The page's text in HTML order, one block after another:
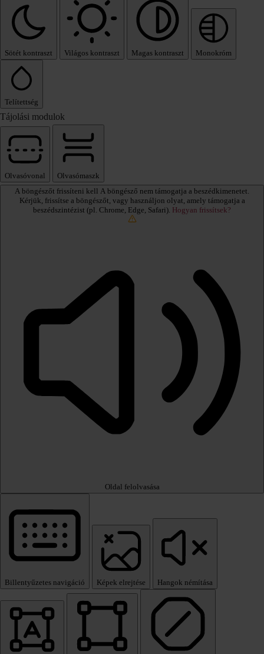
Sötét kontraszt Világos kontraszt Magas kontraszt Monokróm
Telítettség
Tájolási modulok
Olvasóvonal
Olvasómaszk
A böngészőt frissíteni kell A böngésző nem támogatja a beszédkimenetet.
Kérjük, frissítse a böngészőt, vagy használjon olyat, amely támogatja a
beszédszintézist (pl. Chrome, Edge, Safari). Hogyan frissítsek?
Oldal felolvasása
Billentyűzetes navigáció Képek elrejtése Hangok némítása